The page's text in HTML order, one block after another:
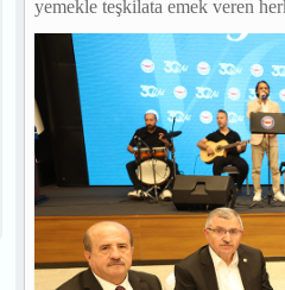
yemekle teşkilata emek veren